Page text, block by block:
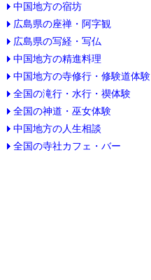
中国地方の宿坊
広島県の座禅・阿字観
広島県の写経・写仏
中国地方の精進料理
中国地方の寺修行・修験道体験
全国の滝行・水行・禊体験
全国の神道・巫女体験
中国地方の人生相談
全国の寺社カフェ・バー